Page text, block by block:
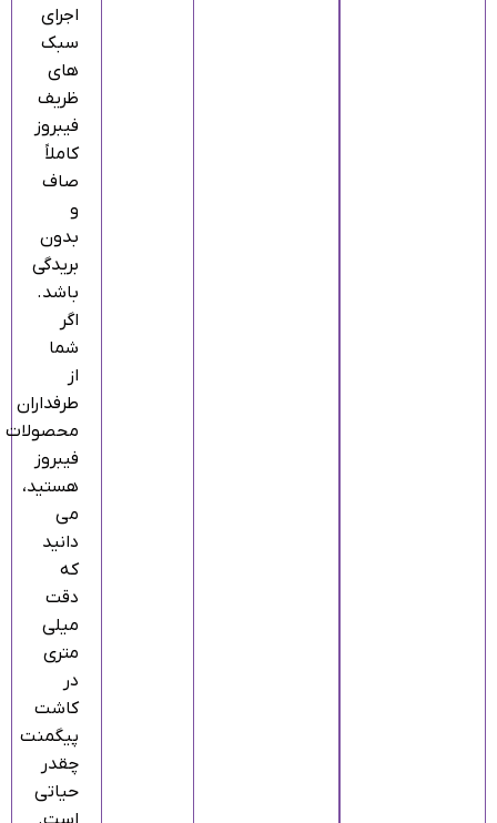
اجرای
سبک‌
های
ظریف
فیبروز
کاملاً
صاف
و
بدون
بریدگی
باشد.
اگر
شما
از
طرفداران
محصولات
فیبروز
هستید،
می‌
دانید
که
دقت
میلی‌
متری
در
کاشت
پیگمنت
چقدر
حیاتی